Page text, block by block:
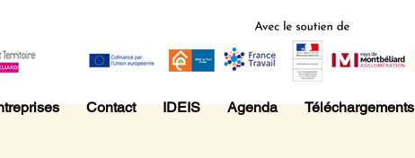
Contact IDEIS Agenda Téléchargements